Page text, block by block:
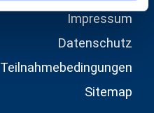
Impressum
Datenschutz
Teilnahmebedingungen
Sitemap